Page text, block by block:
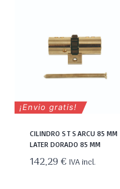
¡Envio gratis!
CILINDRO S T S ARCU 85 MM
LATER DORADO 85 MM
142,29€ IVA incl.